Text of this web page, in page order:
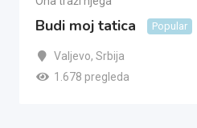
Budi moj tatica Popular
Valjevo, Srbija
1.678 pregleda